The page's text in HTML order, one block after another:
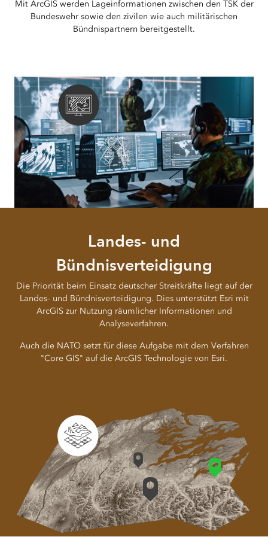
Mit ArcGIS werden Lageinformationen zwischen den TSK der
Bundeswehr sowie den zivilen wie auch militärischen
Bündnispartnern bereitgestellt.
Landes- und
Bündnisverteidigung
Die Priorität beim Einsatz deutscher Streitkräfte liegt auf der
Landes- und Bündnisverteidigung. Dies unterstützt Esri mit
ArcGIS zur Nutzung räumlicher Informationen und
Analyseverfahren.
Auch die NATO setzt für diese Aufgabe mit dem Verfahren
"Core GIS" auf die ArcGIS Technologie von Esri.